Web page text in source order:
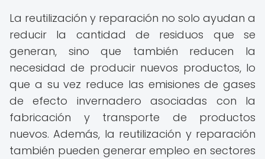
La reutilización y reparación no solo ayudan a
reducir la cantidad de residuos que se
generan, sino que también reducen la
necesidad de producir nuevos productos, lo
que a su vez reduce las emisiones de gases
de efecto invernadero asociadas con la
fabricación y transporte de productos
nuevos. Además, la reutilización y reparación
también pueden generar empleo en sectores